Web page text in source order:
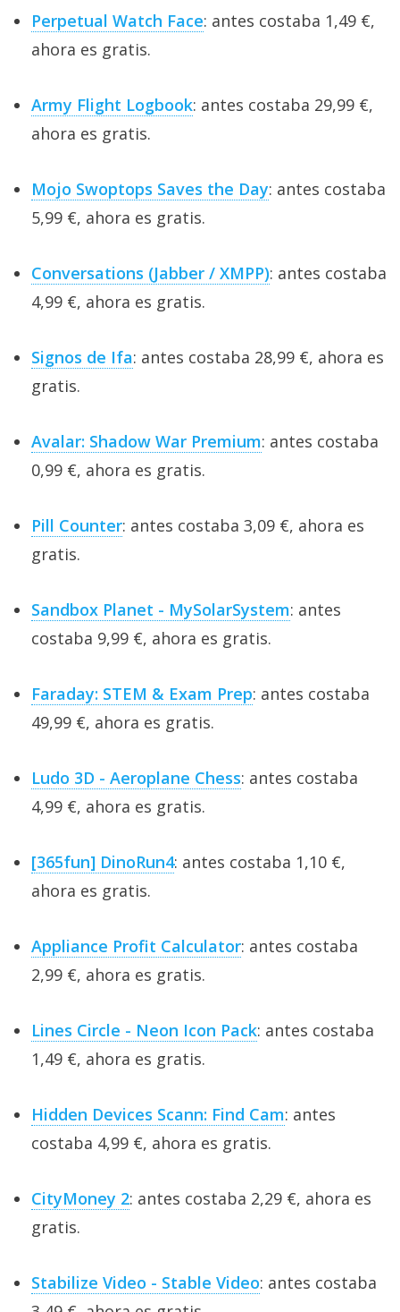
Perpetual Watch Face: antes costaba 1,49 €,
ahora es gratis.
Army Flight Logbook: antes costaba 29,99 €,
ahora es gratis.
Mojo Swoptops Saves the Day: antes costaba
5,99 €, ahora es gratis.
Conversations (Jabber / XMPP): antes costaba
4,99 €, ahora es gratis.
Signos de Ifa: antes costaba 28,99 €, ahora es
gratis.
Avalar: Shadow War Premium: antes costaba
0,99 €, ahora es gratis.
Pill Counter: antes costaba 3,09 €, ahora es
gratis.
Sandbox Planet - MySolarSystem: antes
costaba 9,99 €, ahora es gratis.
Faraday: STEM & Exam Prep: antes costaba
49,99 €, ahora es gratis.
Ludo 3D - Aeroplane Chess: antes costaba
4,99 €, ahora es gratis.
[365fun] DinoRun4: antes costaba 1,10 €,
ahora es gratis.
Appliance Profit Calculator: antes costaba
2,99 €, ahora es gratis.
Lines Circle - Neon Icon Pack: antes costaba
1,49 €, ahora es gratis.
Hidden Devices Scann: Find Cam: antes
costaba 4,99 €, ahora es gratis.
CityMoney 2: antes costaba 2,29 €, ahora es
gratis.
Stabilize Video - Stable Video: antes costaba